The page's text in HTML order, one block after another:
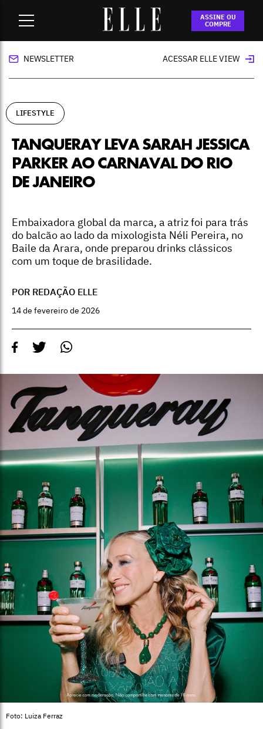
ASSINE OU
COMPRE
Tanqueray leva Sarah Jessica Parker ao
Carnaval do Rio de Janeiro
NEWSLETTER ACESSAR ELLE VIEW
LIFESTYLE
TANQUERAY LEVA SARAH JESSICA
PARKER AO CARNAVAL DO RIO
DE JANEIRO
Embaixadora global da marca, a atriz foi para trás
do balcão ao lado da mixologista Néli Pereira, no
Baile da Arara, onde preparou drinks clássicos
com um toque de brasilidade.
POR REDAÇÃO ELLE
14 de fevereiro de 2026
Foto: Luiza Ferraz